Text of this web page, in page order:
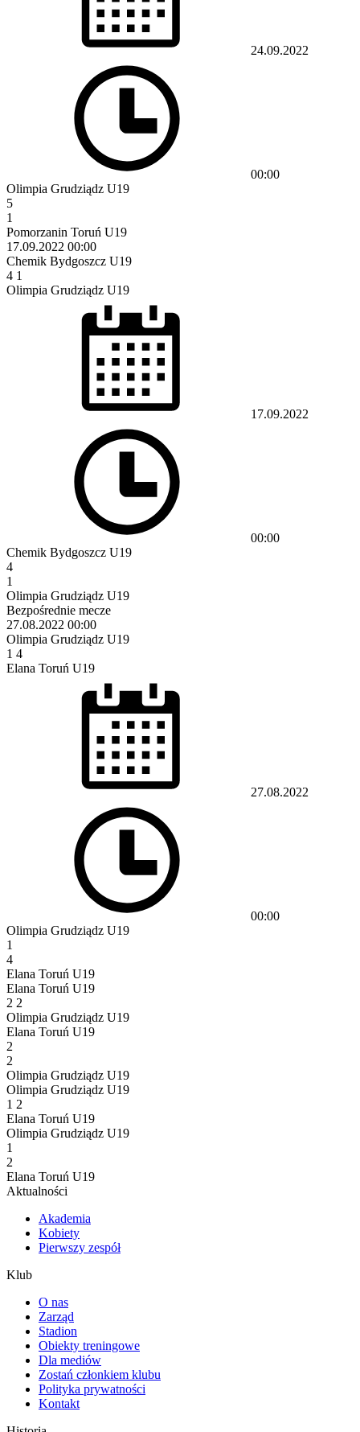
24.09.2022
00:00
Olimpia Grudziądz U19
5
1
Pomorzanin Toruń U19
17.09.2022 00:00
Chemik Bydgoszcz U19
4 1
Olimpia Grudziądz U19
17.09.2022
00:00
Chemik Bydgoszcz U19
4
1
Olimpia Grudziądz U19
Bezpośrednie mecze
27.08.2022 00:00
Olimpia Grudziądz U19
1 4
Elana Toruń U19
27.08.2022
00:00
Olimpia Grudziądz U19
1
4
Elana Toruń U19
Elana Toruń U19
2 2
Olimpia Grudziądz U19
Elana Toruń U19
2
2
Olimpia Grudziądz U19
Olimpia Grudziądz U19
1 2
Elana Toruń U19
Olimpia Grudziądz U19
1
2
Elana Toruń U19
Aktualności
Akademia
Kobiety
Pierwszy zespół
Klub
O nas
Zarząd
Stadion
Obiekty treningowe
Dla mediów
Zostań członkiem klubu
Polityka prywatności
Kontakt